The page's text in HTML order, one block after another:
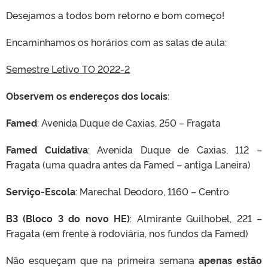
Desejamos a todos bom retorno e bom começo!
Encaminhamos os horários com as salas de aula:
Semestre Letivo TO 2022-2
Observem os endereços dos locais:
Famed: Avenida Duque de Caxias, 250 – Fragata
Famed Cuidativa: Avenida Duque de Caxias, 112 –
Fragata (uma quadra antes da Famed – antiga Laneira)
Serviço-Escola: Marechal Deodoro, 1160 – Centro
B3 (Bloco 3 do novo HE): Almirante Guilhobel, 221 –
Fragata (em frente à rodoviária, nos fundos da Famed)
Não esqueçam que na primeira semana apenas estão